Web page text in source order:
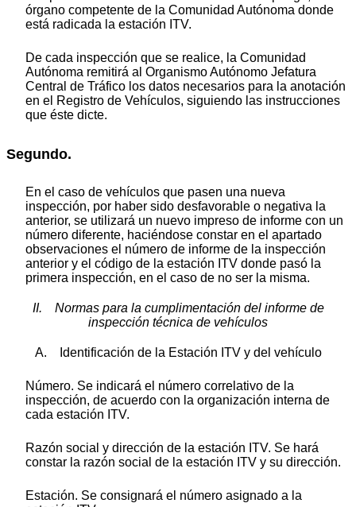
órgano competente de la Comunidad Autónoma donde
está radicada la estación ITV.
De cada inspección que se realice, la Comunidad
Autónoma remitirá al Organismo Autónomo Jefatura
Central de Tráfico los datos necesarios para la anotación
en el Registro de Vehículos, siguiendo las instrucciones
que éste dicte.
Segundo.
En el caso de vehículos que pasen una nueva
inspección, por haber sido desfavorable o negativa la
anterior, se utilizará un nuevo impreso de informe con un
número diferente, haciéndose constar en el apartado
observaciones el número de informe de la inspección
anterior y el código de la estación ITV donde pasó la
primera inspección, en el caso de no ser la misma.
II. Normas para la cumplimentación del informe de
inspección técnica de vehículos
A. Identificación de la Estación ITV y del vehículo
Número. Se indicará el número correlativo de la
inspección, de acuerdo con la organización interna de
cada estación ITV.
Razón social y dirección de la estación ITV. Se hará
constar la razón social de la estación ITV y su dirección.
Estación. Se consignará el número asignado a la